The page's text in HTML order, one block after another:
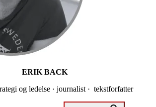
ERIK BACK
og ledelse · journalist · tekstforfatter